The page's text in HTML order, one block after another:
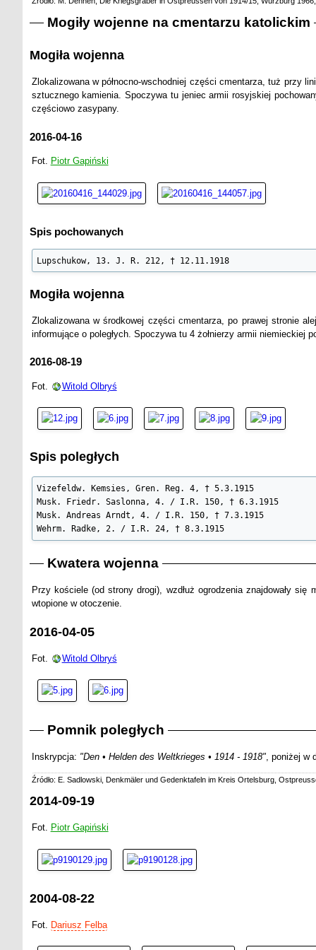
Mogiły wojenne na cmentarzu katolickim
Mogiła wojenna
Zlokalizowana w północno-wschodniej części cmentarza, tuż przy
sztucznego kamienia. Spoczywa tu jeniec armii rosyjskiej
częściowo zasypany.
2016-04-16
Fot. Piotr Gapiński
Spis pochowanych
Lupschukow, 13. J. R. 212, † 12.11.1918
Mogiła wojenna
Zlokalizowana w środkowej części cmentarza, po prawej stronie
informujące o poległych. Spoczywa tu 4 żołnierzy armii niemieckiej
2016-08-19
Fot. Witold Olbryś
Spis poległych
Vizefeldw. Kemsies, Gren. Reg. 4, † 5.3.1915
Musk. Friedr. Saslonna, 4. / I.R. 150, † 6.3.1915
Musk. Andreas Arndt, 4. / I.R. 150, † 7.3.1915
Wehrm. Radke, 2. / I.R. 24, † 8.3.1915
Kwatera wojenna
Przy kościele (od strony drogi), wzdłuż ogrodzenia znajdowały
wtopione w otoczenie.
2016-04-05
Fot. Witold Olbryś
Pomnik poległych
Inskrypcja: "Den • Helden des Weltkrieges • 1914 - 1918", poniżej w
Źródło: E. Sadlowski, Denkmäler und Gedenktafeln im Kreis Ortelsburg,
2014-09-19
Fot. Piotr Gapiński
2004-08-22
Fot. Dariusz Felba